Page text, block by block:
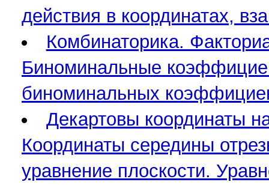
действия в координатах,
Комбинаторика.
Биноминальные
биноминальных
Декартовы координаты
Координаты середины
уравнение плоскости.